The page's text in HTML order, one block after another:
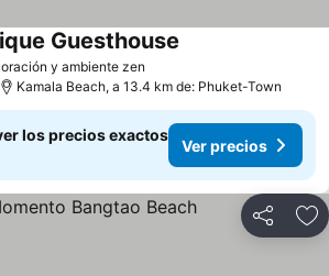
y ambiente zen
Guesthouse
Kamala Beach, a 13.4 km de: Phuket-Town
los precios exactos
Ver precios
Compartir